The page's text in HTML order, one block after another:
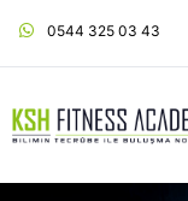
0544 325 03 43